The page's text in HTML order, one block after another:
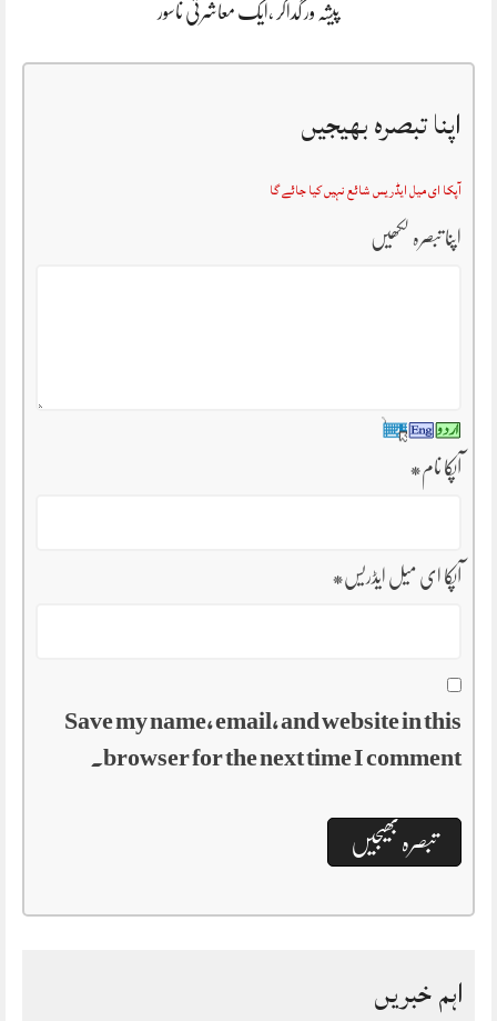
پیشہ ور گداگر ،ایک معاشرتی ناسور
اپنا تبصرہ بھیجیں
آپکا ای میل ایڈریس شائع نہیں کیا جائے گا
اپنا تبصرہ لکھیں
آپکا نام*
آپکا ای میل ایڈریس*
Save my name, email, and website in this
browser for the next time I comment.
اہم خبریں